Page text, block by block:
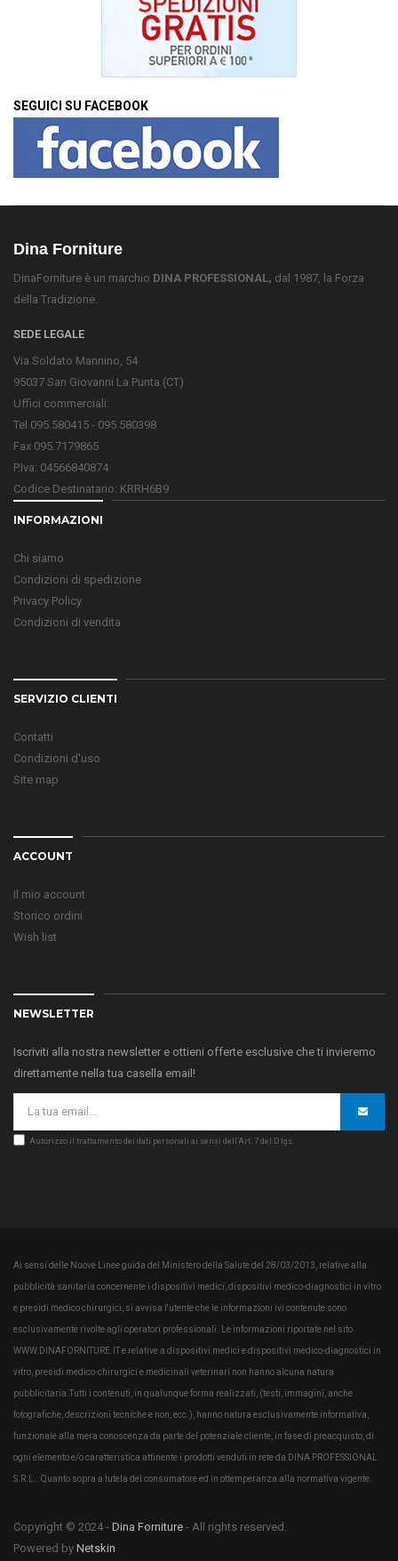
SEGUICI SU FACEBOOK
Dina Forniture
DinaForniture è un marchio DINA PROFESSIONAL, dal 1987, la Forza
della Tradizione.
SEDE LEGALE
Via Soldato Mannino, 54
95037 San Giovanni La Punta (CT)
Uffici commerciali:
Tel 095.580415 - 095.580398
Fax 095.7179865
P.Iva: 04566840874
Codice Destinatario: KRRH6B9
INFORMAZIONI
Chi siamo
Condizioni di spedizione
Privacy Policy
Condizioni di vendita
SERVIZIO CLIENTI
Contatti
Condizioni d'uso
Site map
ACCOUNT
Il mio account
Storico ordini
Wish list
NEWSLETTER
Iscriviti alla nostra newsletter e ottieni offerte esclusive che ti invieremo
direttamente nella tua casella email!
Autorizzo il trattamento dei dati personali ai sensi dell’Art. 7 del D.lgs.
Ai sensi delle Nuove Linee guida del Ministero della Salute del 28/03/2013, relative alla
pubblicità sanitaria concernente i dispositivi medici, dispositivi medico-diagnostici in vitro
e presidi medico chirurgici, si avvisa l'utente che le informazioni ivi contenute sono
esclusivamente rivolte agli operatori professionali. Le informazioni riportate nel sito
WWW.DINAFORNITURE.IT e relative a dispositivi medici e dispositivi medico-diagnostici in
vitro, presidi medico-chirurgici e medicinali veterinari non hanno alcuna natura
pubblicitaria.Tutti i contenuti, in qualunque forma realizzati, (testi, immagini, anche
fotografiche, descrizioni tecniche e non, ecc.), hanno natura esclusivamente informativa,
funzionale alla mera conoscenza da parte del potenziale cliente, in fase di preacquisto, di
ogni elemento e/o caratteristica attinente i prodotti venduti in rete da DINA PROFESSIONAL
S.R.L.. Quanto sopra a tutela del consumatore ed in ottemperanza alla normativa vigente.
Copyright © 2024 - Dina Forniture - All rights reserved.
Powered by Netskin